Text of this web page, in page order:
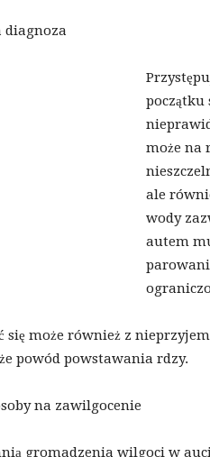
diagnoza
początku
może na
ale
wody
autem
się może również z
powód powstawania rdzy.
na zawilgocenie
gromadzenia wilgoci w